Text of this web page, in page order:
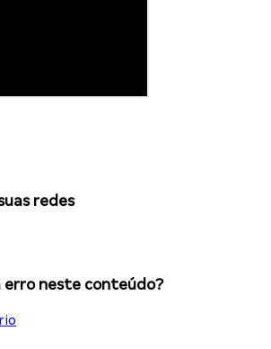
redes
erro neste conteúdo?